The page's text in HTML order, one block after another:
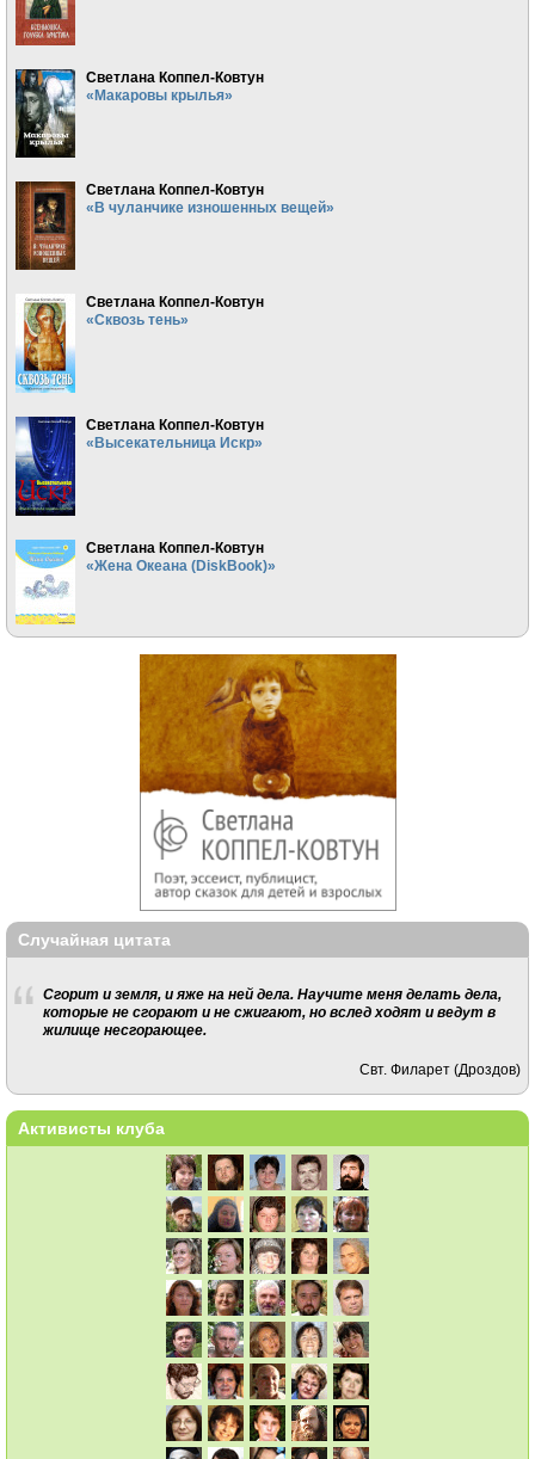
Светлана Коппел-Ковтун
«Макаровы крылья»
Светлана Коппел-Ковтун
«В чуланчике изношенных вещей»
Светлана Коппел-Ковтун
«Сквозь тень»
Светлана Коппел-Ковтун
«Высекательница Искр»
Светлана Коппел-Ковтун
«Жена Океана (DiskBook)»
Случайная цитата
Сгорит и земля, и яже на ней дела. Научите меня делать дела,
которые не сгорают и не сжигают, но вслед ходят и ведут в
жилище несгорающее.
Свт. Филарет (Дроздов)
Активисты клуба